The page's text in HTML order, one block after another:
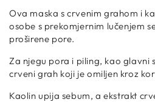
Refreshing
Pore
Mask
Refreshing
Pore
Mask
Ova maska s crvenim grahom i
osobe s prekomjernim lučenjem
proširene pore.
Za njegu pora i piling, kao glavni
crveni grah koji je omiljen kroz
Kaolin upija sebum, a ekstrakt